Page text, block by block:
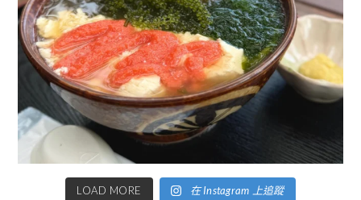
LOAD MORE 在 Instagram 上追蹤